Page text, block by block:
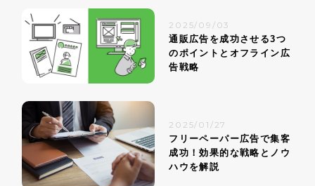
2025/09/03
通販広告を成功させる3つ
のポイントとオフライン広
告戦略
2025/01/27
フリーペーパー広告で集客
成功！効果的な戦略とノウ
ハウを解説